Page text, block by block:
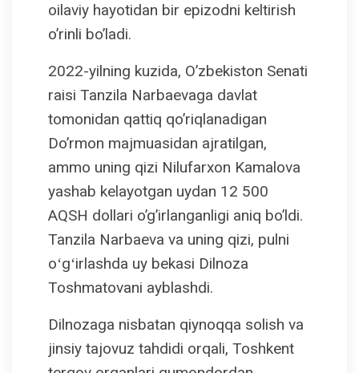
oilaviy hayotidan bir epizodni keltirish
o’rinli bo’ladi.
2022-yilning kuzida, O’zbekiston Senati
raisi Tanzila Narbaevaga davlat
tomonidan qattiq qo’riqlanadigan
Do’rmon majmuasidan ajratilgan,
ammo uning qizi Nilufarxon Kamalova
yashab kelayotgan uydan 12 500
AQSH dollari o’g’irlanganligi aniq bo’ldi.
Tanzila Narbaeva va uning qizi, pulni
oʻgʻirlashda uy bekasi Dilnoza
Toshmatovani ayblashdi.
Dilnozaga nisbatan qiynoqqa solish va
jinsiy tajovuz tahdidi orqali, Toshkent